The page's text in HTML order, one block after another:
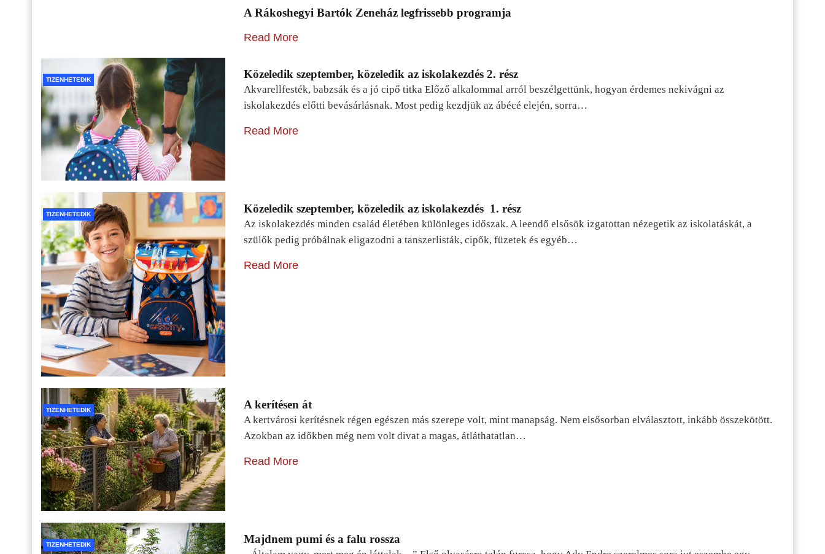
A Rákoshegyi Bartók Zeneház legfrissebb programja
Read More
TIZENHETEDIK Közeledik szeptember, közeledik az iskolakezdés 2. rész
Akvarellfesték, babzsák és a jó cipő titka Előző alkalommal arról beszélgettünk, hogyan érdemes nekivágni az
iskolakezdés előtti bevásárlásnak. Most pedig kezdjük az ábécé elején, sorra…
Read More
TIZENHETEDIK Közeledik szeptember, közeledik az iskolakezdés 1. rész
Az iskolakezdés minden család életében különleges időszak. A leendő elsősök izgatottan nézegetik az iskolatáskát, a
szülők pedig próbálnak eligazodni a tanszerlisták, cipők, füzetek és egyéb…
Read More
TIZENHETEDIK A kerítésen át
A kertvárosi kerítésnek régen egészen más szerepe volt, mint manapság. Nem elsősorban elválasztott, inkább összekötött.
Azokban az időkben még nem volt divat a magas, átláthatatlan…
Read More
TIZENHETEDIK Majdnem pumi és a falu rossza